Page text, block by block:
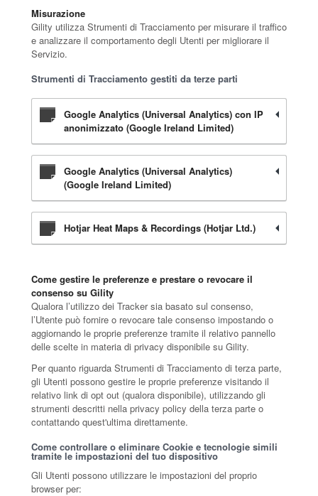
Misurazione
Gility utilizza Strumenti di Tracciamento per misurare il traffico
e analizzare il comportamento degli Utenti per migliorare il
Servizio.
Strumenti di Tracciamento gestiti da terze parti
Google Analytics (Universal Analytics) con IP
anonimizzato (Google Ireland Limited)
Google Analytics (Universal Analytics)
(Google Ireland Limited)
Hotjar Heat Maps & Recordings (Hotjar Ltd.)
Come gestire le preferenze e prestare o revocare il
consenso su Gility
Qualora l’utilizzo dei Tracker sia basato sul consenso,
l’Utente può fornire o revocare tale consenso impostando o
aggiornando le proprie preferenze tramite il relativo pannello
delle scelte in materia di privacy disponibile su Gility.
Per quanto riguarda Strumenti di Tracciamento di terza parte,
gli Utenti possono gestire le proprie preferenze visitando il
relativo link di opt out (qualora disponibile), utilizzando gli
strumenti descritti nella privacy policy della terza parte o
contattando quest'ultima direttamente.
Come controllare o eliminare Cookie e tecnologie simili
tramite le impostazioni del tuo dispositivo
Gli Utenti possono utilizzare le impostazioni del proprio
browser per: